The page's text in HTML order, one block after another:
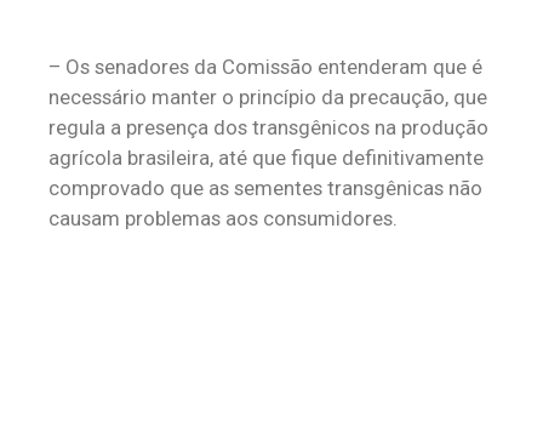
– Os senadores da Comissão entenderam que é
necessário manter o princípio da precaução, que
regula a presença dos transgênicos na produção
agrícola brasileira, até que fique definitivamente
comprovado que as sementes transgênicas não
causam problemas aos consumidores.